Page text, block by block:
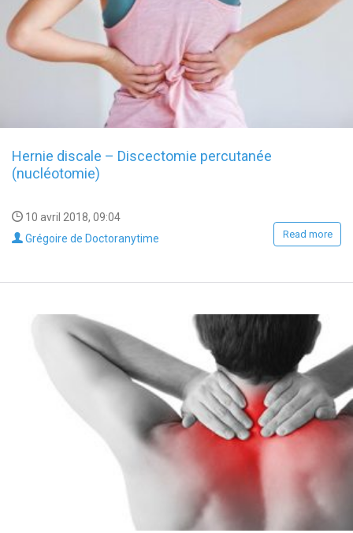
Hernie discale – Discectomie percutanée
(nucléotomie)
10 avril 2018, 09:04
Grégoire de Doctoranytime
Read more